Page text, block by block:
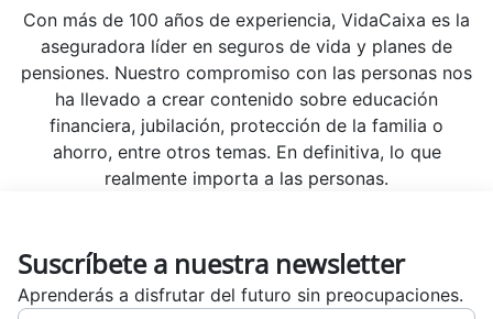
Con más de 100 años de experiencia, VidaCaixa es la
aseguradora líder en seguros de vida y planes de
pensiones. Nuestro compromiso con las personas nos
ha llevado a crear contenido sobre educación
financiera, jubilación, protección de la familia o
ahorro, entre otros temas. En definitiva, lo que
realmente importa a las personas.
Suscríbete a nuestra newsletter
Aprenderás a disfrutar del futuro sin preocupaciones.